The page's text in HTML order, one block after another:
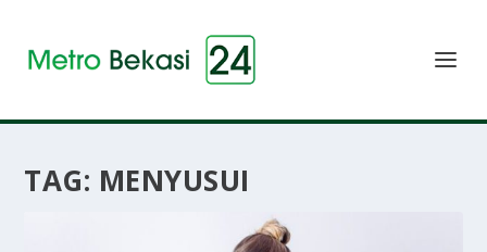
TAG: MENYUSUI